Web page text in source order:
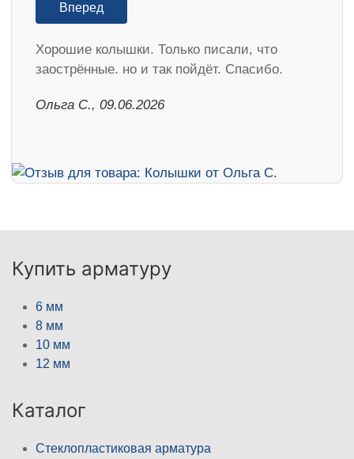
Вперед
Хорошие колышки. Только писали, что
заострённые. но и так пойдёт. Спасибо.
Ольга С., 09.06.2026
Купить арматуру
6 мм
8 мм
10 мм
12 мм
Каталог
Стеклопластиковая арматура